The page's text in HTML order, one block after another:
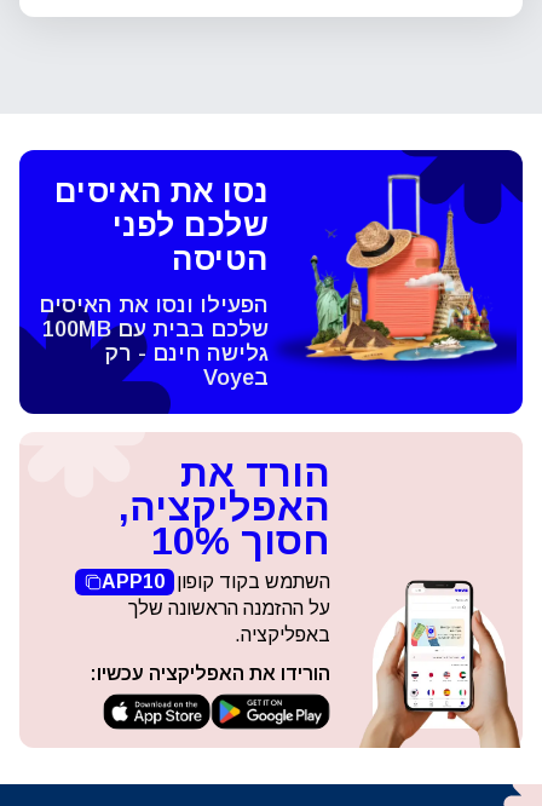
נסו את האיסים
שלכם לפני
הטיסה
הפעילו ונסו את האיסים
שלכם בבית עם 100MB
גלישה חינם - רק
בVoye
הורד את
האפליקציה,
חסוך 10%
השתמש בקוד קופון
APP10
על ההזמנה הראשונה שלך
באפליקציה.
הורידו את האפליקציה עכשיו: